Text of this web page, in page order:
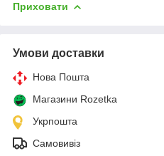
Приховати
Умови доставки
Нова Пошта
Магазини Rozetka
Укрпошта
Самовивіз